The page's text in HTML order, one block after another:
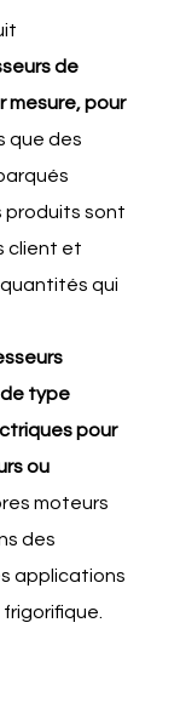
de
mesure, pour
que des
produits sont
client et
qui
type
pour
ou
moteurs
des
applications